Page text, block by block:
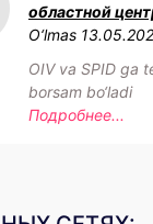
областной
O‘lmas
OIV va SPID ga
borsam bo‘ladi
Подробнее...